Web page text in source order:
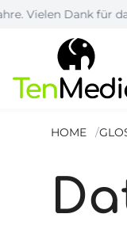
für das Vertrauen!
HOME